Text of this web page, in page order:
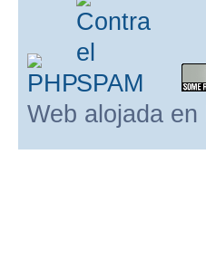
Web alojada en